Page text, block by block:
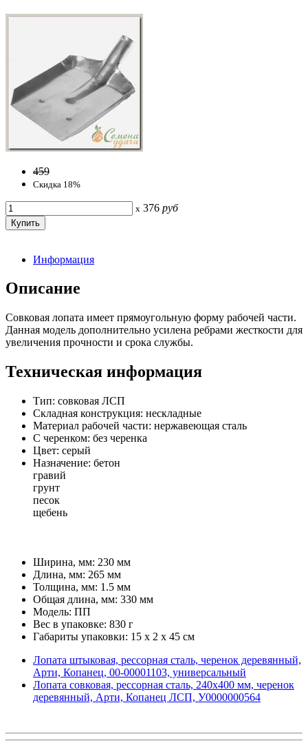
459
Скидка 18%
x 376 руб
Информация
Описание
Совковая лопата имеет прямоугольную форму рабочей части.
Данная модель дополнительно усилена ребрами жесткости для
увеличения прочности и срока службы.
Техническая информация
Тип: совковая ЛСП
Складная конструкция: нескладные
Материал рабочей части: нержавеющая сталь
С черенком: без черенка
Цвет: серый
Назначение: бетон
гравий
грунт
песок
щебень
Ширина, мм: 230 мм
Длина, мм: 265 мм
Толщина, мм: 1.5 мм
Общая длина, мм: 330 мм
Модель: ПП
Вес в упаковке: 830 г
Габариты упаковки: 15 x 2 x 45 см
Лопата штыковая, рессорная сталь, черенок деревянный,
Арти, Копанец, 00-00001103, универсальный
Лопата совковая, рессорная сталь, 240х400 мм, черенок
деревянный, Арти, Копанец ЛСП, У0000000564